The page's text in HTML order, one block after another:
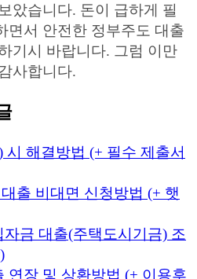
았습니다. 돈이 급하게 필
면서 안전한 정부주도 대출
기시 바랍니다. 그럼 이만
사합니다.
해결방법 (+ 필수 제출서
출 비대면 신청방법 (+ 햇
금 대출(주택도시기금) 조
연장 및 상환방법 (+ 이용후